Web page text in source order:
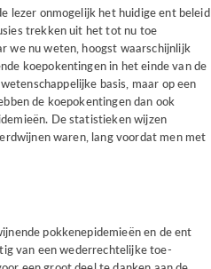
lezer onmogelijk het huidige ent beleid
trekken uit het tot nu toe
we nu weten, hoogst waarschijnlijk
koepokentingen in het einde van de
basis, maar op een
de koepokentingen dan ook
De statistieken wijzen
waren, lang voordat men met
pokkenepidemieën en de ent
van een wederrechtelijke toe-